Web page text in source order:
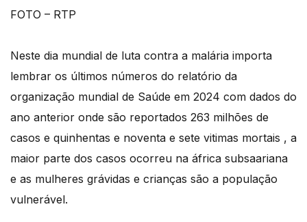
FOTO – RTP
Neste dia mundial de luta contra a malária importa
lembrar os últimos números do relatório da
organização mundial de Saúde em 2024 com dados do
ano anterior onde são reportados 263 milhões de
casos e quinhentas e noventa e sete vitimas mortais , a
maior parte dos casos ocorreu na áfrica subsaariana
e as mulheres grávidas e crianças são a população
vulnerável.